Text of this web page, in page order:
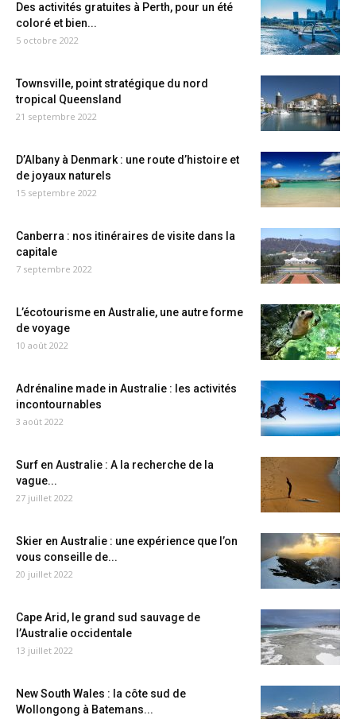
Des activités gratuites à Perth, pour un été
coloré et bien...
5 octobre 2022
Townsville, point stratégique du nord
tropical Queensland
21 septembre 2022
D’Albany à Denmark : une route d’histoire et
de joyaux naturels
15 septembre 2022
Canberra : nos itinéraires de visite dans la
capitale
7 septembre 2022
L’écotourisme en Australie, une autre forme
de voyage
10 août 2022
Adrénaline made in Australie : les activités
incontournables
3 août 2022
Surf en Australie : A la recherche de la
vague...
27 juillet 2022
Skier en Australie : une expérience que l’on
vous conseille de...
20 juillet 2022
Cape Arid, le grand sud sauvage de
l’Australie occidentale
13 juillet 2022
New South Wales : la côte sud de
Wollongong à Batemans...